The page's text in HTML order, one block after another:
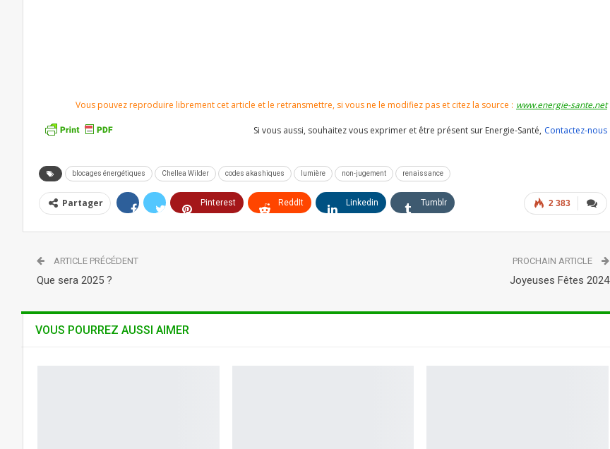
Vous pouvez reproduire librement cet article et le retransmettre, si vous ne le modifiez pas et citez la source : www.energie-sante.net
Si vous aussi, souhaitez vous exprimer et être présent sur Energie-Santé, Contactez-nous
blocages énergétiques Chellea Wilder codes akashiques lumière non-jugement renaissance
2 383
Partager Pinterest ReddIt Linkedin Tumblr
Telegram
ARTICLE PRÉCÉDENT
Que sera 2025 ?
PROCHAIN ARTICLE
Joyeuses Fêtes 2024
VOUS POURREZ AUSSI AIMER